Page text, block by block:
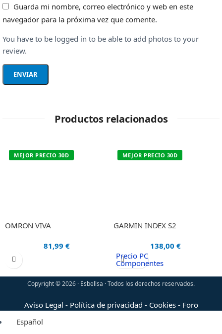
Guarda mi nombre, correo electrónico y web en este
navegador para la próxima vez que comente.
You have to be logged in to be able to add photos to your
review.
Productos relacionados
MEJOR PRECIO 30D
OMRON VIVA
81,99 €
MEJOR PRECIO 30D
GARMIN INDEX S2
138,00 €
Precio PC
Componentes
Copyright © 2026 · Esbellsa · Todos los derechos reservados.
Aviso Legal - Política de privacidad - Cookies- Foro
Español